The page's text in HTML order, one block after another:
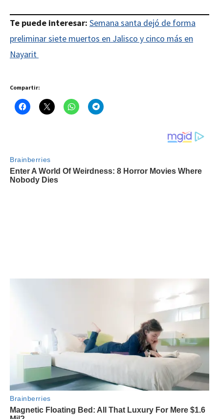
Te puede interesar: Semana santa dejó de forma
preliminar siete muertos en Jalisco y cinco más en
Nayarit
Compartir: